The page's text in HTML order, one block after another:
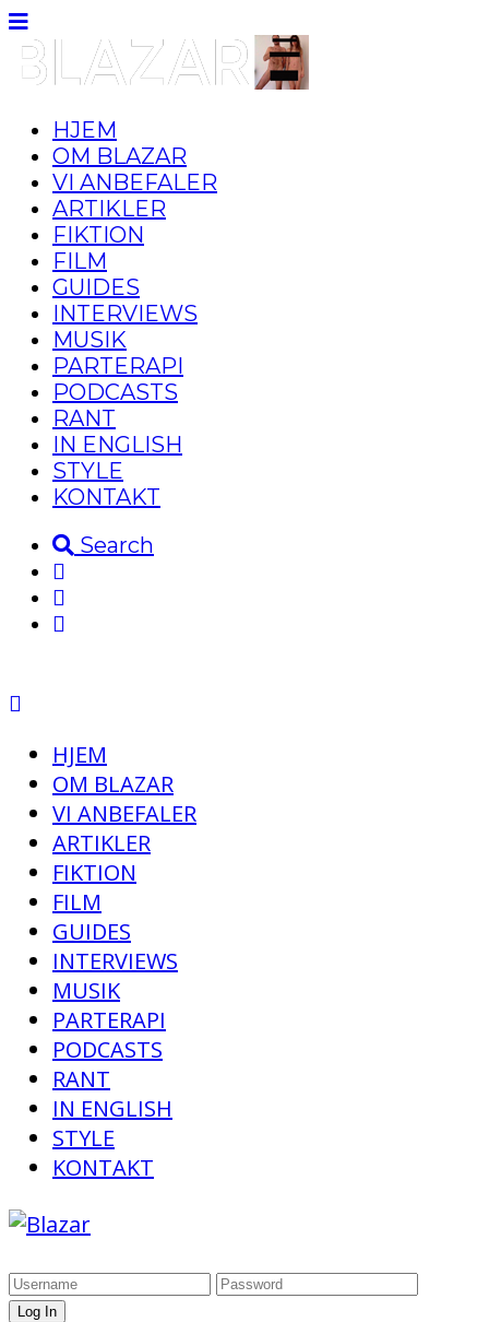
HJEM
OM BLAZAR
VI ANBEFALER
ARTIKLER
FIKTION
FILM
GUIDES
INTERVIEWS
MUSIK
PARTERAPI
PODCASTS
RANT
IN ENGLISH
STYLE
KONTAKT
Search
HJEM
OM BLAZAR
VI ANBEFALER
ARTIKLER
FIKTION
FILM
GUIDES
INTERVIEWS
MUSIK
PARTERAPI
PODCASTS
RANT
IN ENGLISH
STYLE
KONTAKT